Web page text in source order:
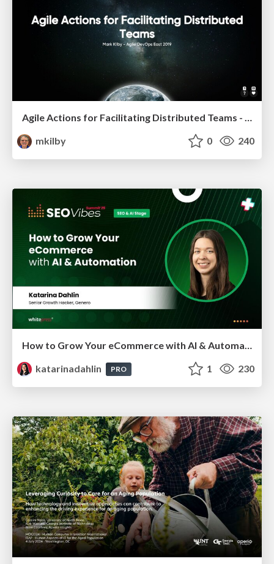
Agile Actions for Facilitating Distributed Teams - ADO2019
mkilby
0 240
How to Grow Your eCommerce with AI & Automation
katarinadahlin
PRO 1 230